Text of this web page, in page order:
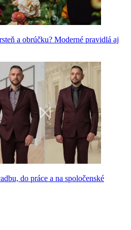
a obrúčku? Moderné pravidlá aj
do práce a na spoločenské